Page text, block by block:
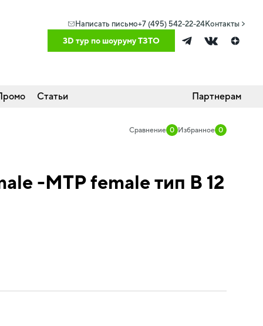
3D тур по шоуруму ТЗТО
Написать письмо+7 (495) 542-22-24Контакты
Статьи Партнерам
Сравнение 0 Избранное 0
-MTP female тип B 12